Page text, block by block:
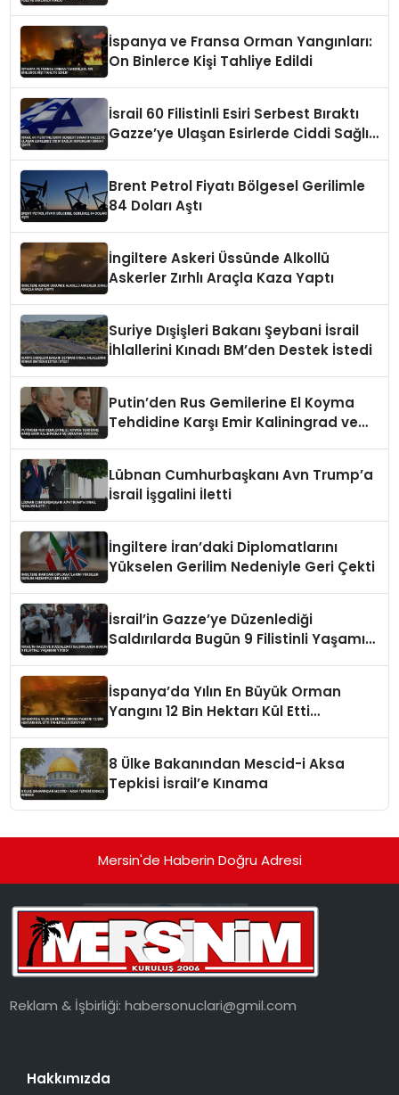
İspanya ve Fransa Orman Yangınları:
On Binlerce Kişi Tahliye Edildi
İsrail 60 Filistinli Esiri Serbest Bıraktı
Gazze’ye Ulaşan Esirlerde Ciddi Sağlık
Brent Petrol Fiyatı Bölgesel Gerilimle
84 Doları Aştı
İngiltere Askeri Üssünde Alkollü
Askerler Zırhlı Araçla Kaza Yaptı
Suriye Dışişleri Bakanı Şeybani İsrail
İhlallerini Kınadı BM’den Destek İstedi
Putin’den Rus Gemilerine El Koyma
Tehdidine Karşı Emir Kaliningrad ve
Lübnan Cumhurbaşkanı Avn Trump’a
İsrail İşgalini İletti
İngiltere İran’daki Diplomatlarını
Yükselen Gerilim Nedeniyle Geri Çekti
İsrail’in Gazze’ye Düzenlediği
Saldırılarda Bugün 9 Filistinli Yaşamını
İspanya’da Yılın En Büyük Orman
Yangını 12 Bin Hektarı Kül Etti
8 Ülke Bakanından Mescid-i Aksa
Tepkisi İsrail’e Kınama
Mersin'de Haberin Doğru Adresi
Reklam & İşbirliği:habersonuclari@gmil.com
Hakkımızda